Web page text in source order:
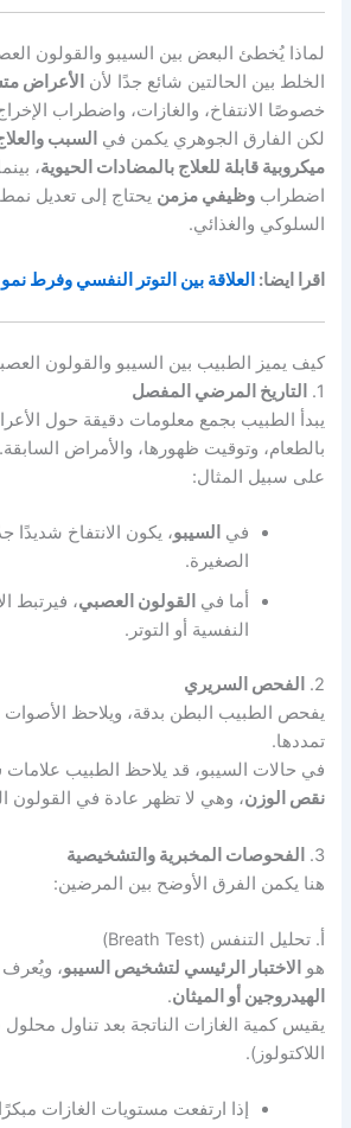
لماذا يُخطئ البعض بين السيبو والقولون
الخلط بين الحالتين شائع جدًا لأن الأعراض
خصوصًا الانتفاخ، والغازات، واضطراب
لكن الفارق الجوهري يكمن في السبب
ميكروبية قابلة للعلاج بالمضادات الحيوية،
اضطرابوظيفي مزمن يحتاج إلى تعديل نمط
السلوكي والغذائي.
اقرا ايضا: العلاقة بين التوتر النفسي وفرط نمو
كيف يميز الطبيب بين السيبو والقولون
1.
التاريخ المرضي المفصل
يبدأ الطبيب بجمع معلومات دقيقة حول
بالطعام، وتوقيت ظهورها، والأمراض السابقة.
على سبيل المثال:
في السيبو، يكون الانتفاخ شديدًا
الصغيرة.
أما في القولون العصبي، فيرتبط
النفسية أو التوتر.
2.
الفحص السريري
يفحص الطبيب البطن بدقة، ويلاحظ الأصوات
تمددها.
في حالات السيبو، قد يلاحظ الطبيب علامات
نقص الوزن، وهي لا تظهر عادة في القولون
3.
الفحوصات المخبرية والتشخيصية
هنا يكمن الفرق الأوضح بين المرضين:
أ. تحليل التنفس (Breath Test)
هو الاختبار الرئيسي لتشخيص السيبو، ويُعرف
الهيدروجين أو الميثان.
يقيس كمية الغازات الناتجة بعد تناول
اللاكتولوز).
إذا ارتفعت مستويات الغازات